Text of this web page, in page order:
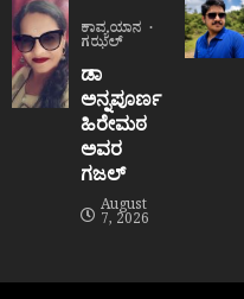
ಕಾವ್ಯಯಾನ
ಗಝಲ್
ಡಾ
ಅನ್ನಪೂರ್ಣ
ಹಿರೇಮಠ
ಅವರ
ಗಜಲ್
August
7, 2026